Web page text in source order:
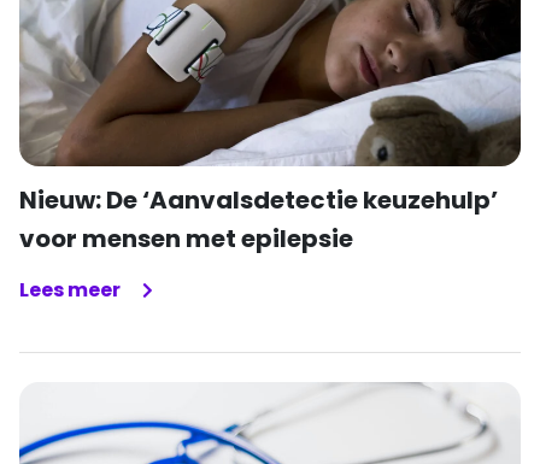
Nieuw: De ‘Aanvalsdetectie keuzehulp’
voor mensen met epilepsie
Lees meer